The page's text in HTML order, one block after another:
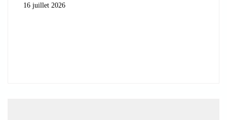
16 juillet 2026